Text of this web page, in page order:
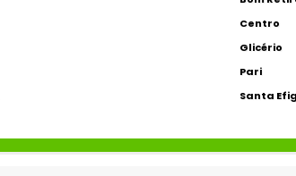
Centro
Glicério
Pari
Santa